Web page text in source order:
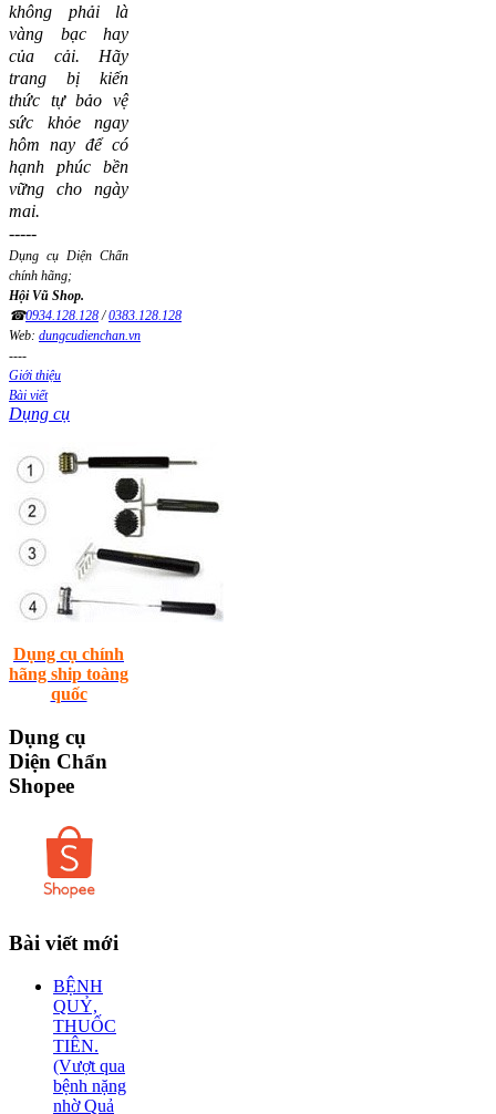
không phải là
vàng bạc hay
của cải. Hãy
trang bị kiến
thức tự bảo vệ
sức khỏe ngay
hôm nay để có
hạnh phúc bền
vững cho ngày
mai.
-----
Dụng cụ Diện Chẩn
chính hãng;
Hội Vũ Shop.
☎0934.128.128 /0383.128.128
Web: dungcudienchan.vn
----
Giới thiệu
Bài viết
Dụng cụ
Dụng cụ chính
hãng ship toàng
quốc
Dụng cụ
Diện Chẩn
Shopee
Bài viết mới
BỆNH
QUỶ,
THUỐC
TIÊN.
(Vượt qua
bệnh nặng
nhờ Quả